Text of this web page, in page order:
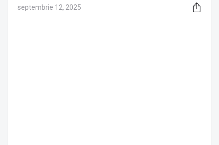
septembrie 12, 2025